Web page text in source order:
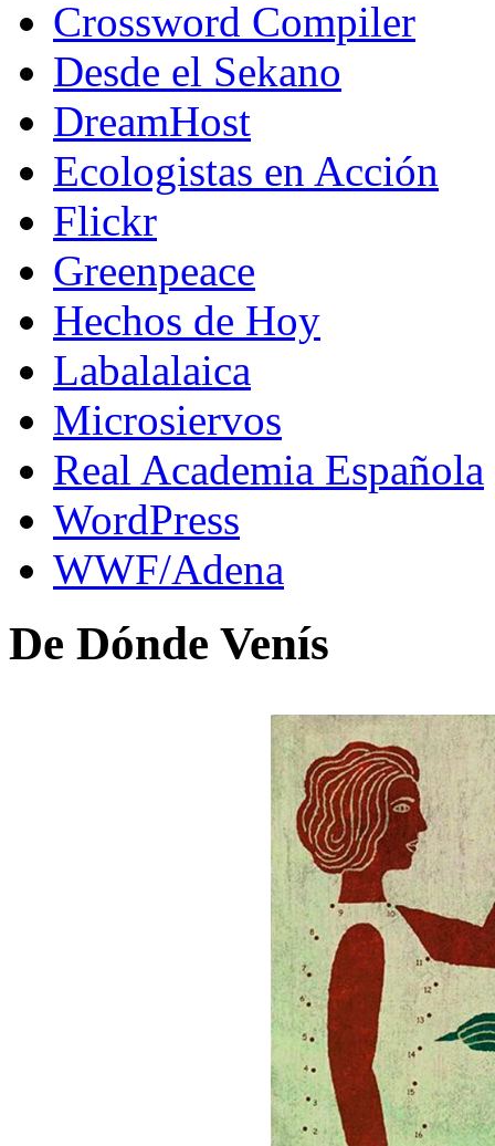
Crossword Compiler
Desde el Sekano
DreamHost
Ecologistas en Acción
Flickr
Greenpeace
Hechos de Hoy
Labalalaica
Microsiervos
Real Academia Española
WordPress
WWF/Adena
De Dónde Venís